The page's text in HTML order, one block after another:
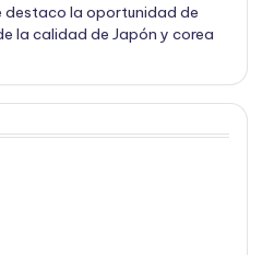
destaco la oportunidad de
la calidad de Japón y corea